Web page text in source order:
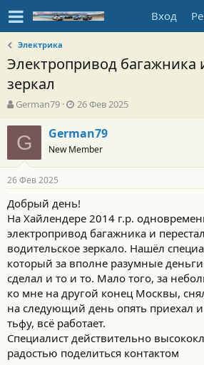
Вход
Электрика
Электропривод багажника
зеркал
А
в
т
о
т
е
м
ы
German79
Д
а
т
а
н
а
а
л
а
26 Фев 2025
G German79
New Member
26 Фев 2025
Добрый день!
На Хайлендере 2014 г.р.
электропривод багажника и
водительское зеркало. Нашёл
который за вполне разумные
сделал и то и то. Мало того, за
ко мне на другой конец Москвы,
на следующий день опять приехал и
тьфу, всё работает.
Специалист действительно
радостью поделиться контактом